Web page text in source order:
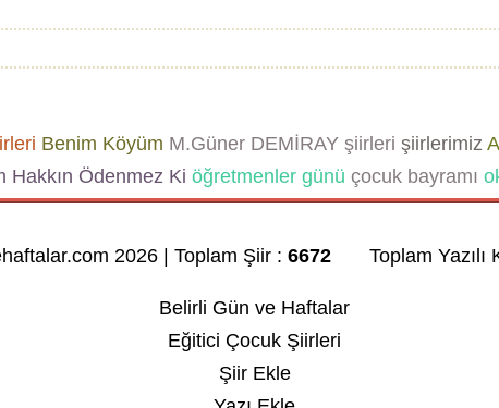
Benim Köyüm M.Güner DEMİRAY şiirleri şiirlerimiz
Hakkın Ödenmez Ki öğretmenler günü çocuk bayramı
2026 | Toplam Şiir :6672 Toplam Yazılı
Belirli Gün ve Haftalar
Eğitici Çocuk Şiirleri
Şiir Ekle